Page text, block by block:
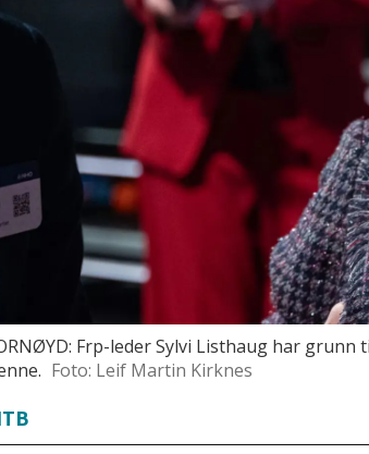
Frp-leder Sylvi Listhaug har
Foto: Leif Martin Kirknes